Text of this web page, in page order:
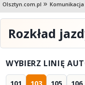
Olsztyn.com.pl Komunikacja
Rozkład
WYBIERZ LINIĘ